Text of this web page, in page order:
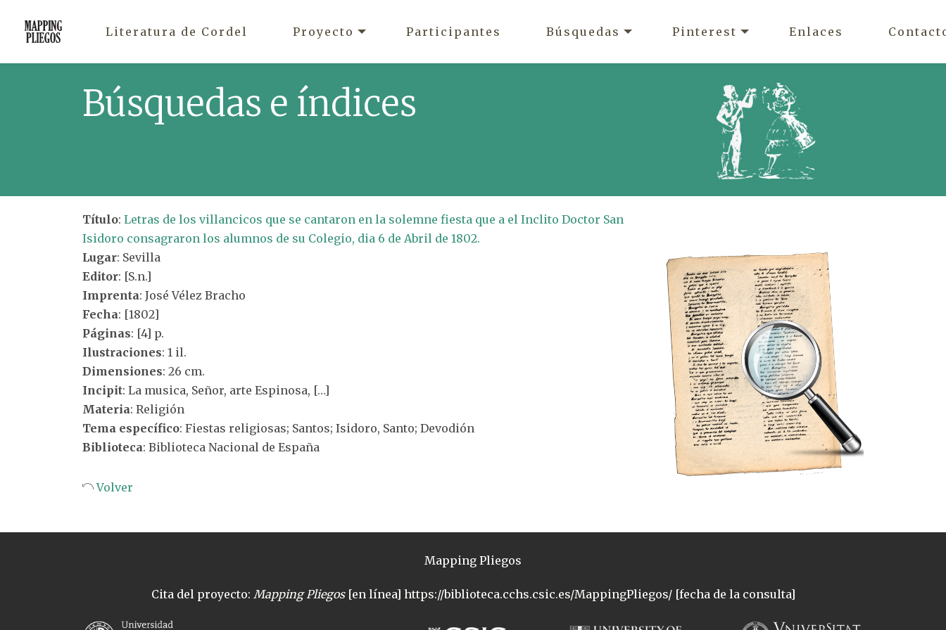
Literatura de Cordel Proyecto Participantes Búsquedas Pinterest Enlaces
Búsquedas e índices
Título: Letras de los villancicos que se cantaron en la solemne fiesta que a el Inclito Doctor San
Isidoro consagraron los alumnos de su Colegio, dia 6 de Abril de 1802.
Lugar: Sevilla
Editor: [S.n.]
Imprenta: José Vélez Bracho
Fecha: [1802]
Páginas: [4] p.
Ilustraciones: 1 il.
Dimensiones: 26 cm.
Incipit: La musica, Señor, arte Espinosa, […]
Materia: Religión
Tema específico: Fiestas religiosas; Santos; Isidoro, Santo; Devodión
Biblioteca: Biblioteca Nacional de España
Volver
Mapping Pliegos
Cita del proyecto: Mapping Pliegos[en línea] https://biblioteca.cchs.csic.es/MappingPliegos/ [fecha de la consulta]